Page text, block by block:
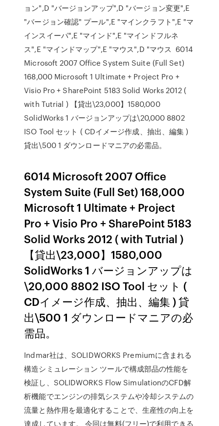
ョン",D "バージョンアップ",D "バージョン変更",E
"バージョン確認" プール",E "マインクラフト",E "マ
インスイーパ",E "マインド",E "マインドフルネ
ス",E "マインドマップ",E "マウス",D "マウス 6014
Microsoft 2007 Office System Suite (Full Set)
168,000 Microsoft 1 Ultimate + Project Pro +
Visio Pro + SharePoint 5183 Solid Works 2012 (
with Tutrial ) 【貸出\23,000】1580,000
SolidWorks 1 バージョンアップは\20,000 8802
ISO Tool セット ( CDイメージ作成、抽出、編集 )
貸出\500 1 ダウンロードマニアの必需品。
6014 Microsoft 2007 Office
System Suite (Full Set) 168,000
Microsoft 1 Ultimate + Project
Pro + Visio Pro + SharePoint 5183
Solid Works 2012 ( with Tutrial )
【貸出\23,000】1580,000
SolidWorks 1 バージョンアップは
\20,000 8802 ISO Tool セット (
CDイメージ作成、抽出、編集 ) 貸
出\500 1 ダウンロードマニアの必
需品。
Indmar社は、SOLIDWORKS Premiumに含まれる
構造シミュレーション ツールで構成部品の性能を
検証し、SOLIDWORKS Flow SimulationのCFD解
析機能でエンジンの排気システムや冷却システムの
流量と熱作用を最適化することで、生産性の向上を
達成しています。 今回は無料(フリー)で利用できる